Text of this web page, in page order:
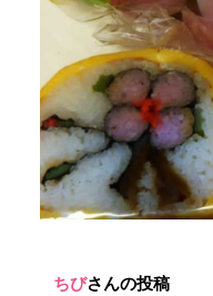
ちびさんの投稿